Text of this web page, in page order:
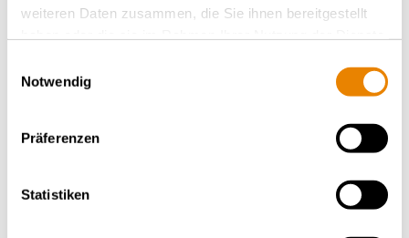
weiteren Daten zusammen, die Sie ihnen bereitgestellt
Notwendig
Präferenzen
Statistiken
Autres wagons de ce type